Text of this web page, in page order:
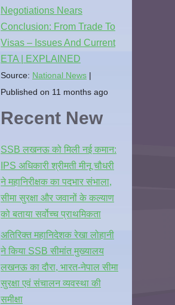
Negotiations Nears
Conclusion: From Trade To
Visas – Issues And Current
ETA | EXPLAINED
Source: National News
Published on 11 months ago
Recent New
SSB लखनऊ को मिली नई कमान:
IPS अधिकारी श्रीमती मीनू चौधरी
ने महानिरीक्षक का पदभार संभाला,
सीमा सुरक्षा और जवानों के कल्याण
को बताया सर्वोच्च प्राथमिकता
अतिरिक्त महानिदेशक रेखा लोहानी
ने किया SSB सीमांत मुख्यालय
लखनऊ का दौरा, भारत-नेपाल सीमा
सुरक्षा एवं संचालन व्यवस्था की
समीक्षा